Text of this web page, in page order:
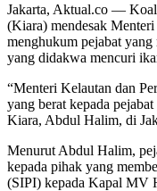
Jakarta, Aktual.co —
(Kiara) mendesak
menghukum pejabat
yang didakwa mencuri
“Menteri Kelautan dan
yang berat kepada
Kiara, Abdul Halim, di
Menurut Abdul Halim,
kepada pihak yang
(SIPI) kepada Kapal MV